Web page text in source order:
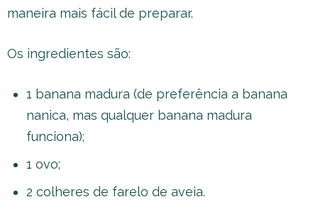
maneira mais fácil de preparar.
Os ingredientes são:
1 banana madura (de preferência a banana
nanica, mas qualquer banana madura
funciona);
1 ovo;
2 colheres de farelo de aveia.